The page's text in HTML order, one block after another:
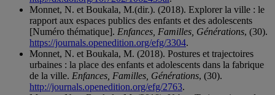
Monnet, N. et Boukala, M.(dir.). (2018). Explorer la ville : le
rapport aux espaces publics des enfants et des adolescents
[Numéro thématique]. Enfances, Familles, Générations, (30).
https://journals.openedition.org/efg/3304.
Monnet, N. et Boukala, M. (2018). Postures et trajectoires
urbaines : la place des enfants et adolescents dans la fabrique
de la ville. Enfances, Familles, Générations, (30).
http://journals.openedition.org/efg/2763.